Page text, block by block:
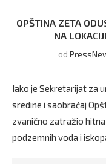
OPŠTINA ZETA
NA
od
Iako je Sekretarijat za
sredine i saobraćaj
zvanično zatražio
podzemnih voda i